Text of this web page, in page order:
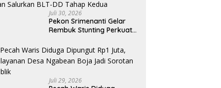
Juli 30, 2026
Pekon Srimenanti Gelar
Rembuk Stunting Perkuat
Stunting, Dan Salurkan
BLT-DD Tahap Kedua
Juli 29, 2026